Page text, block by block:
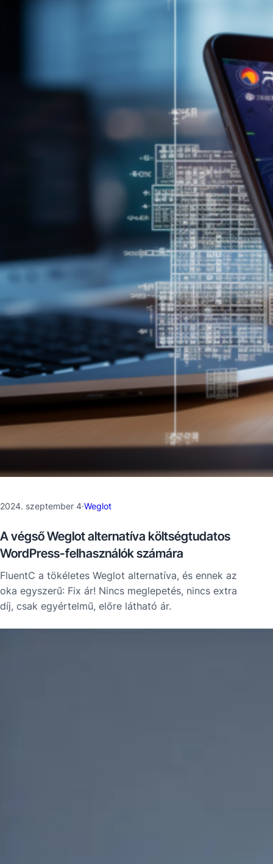
2024. szeptember 4·Weglot
A végső Weglot alternatíva költségtudatos
WordPress-felhasználók számára
FluentC a tökéletes Weglot alternatíva, és ennek az
oka egyszerű: Fix ár! Nincs meglepetés, nincs extra
díj, csak egyértelmű, előre látható ár.